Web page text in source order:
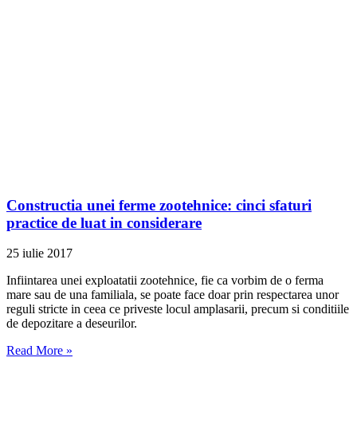
Constructia unei ferme zootehnice: cinci sfaturi
practice de luat in considerare
25 iulie 2017
Infiintarea unei exploatatii zootehnice, fie ca vorbim de o ferma
mare sau de una familiala, se poate face doar prin respectarea unor
reguli stricte in ceea ce priveste locul amplasarii, precum si conditiile
de depozitare a deseurilor.
Read More »